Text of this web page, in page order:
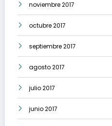
noviembre 2017
octubre 2017
septiembre 2017
agosto 2017
julio 2017
junio 2017